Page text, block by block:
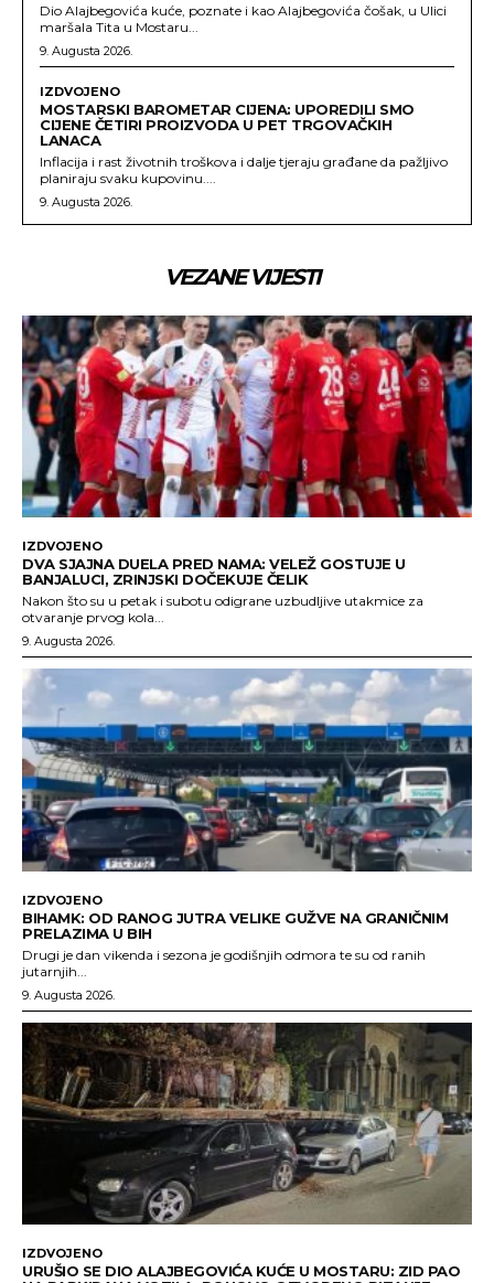
Dio Alajbegovića kuće, poznate i kao Alajbegovića čošak, u Ulici
maršala Tita u Mostaru...
9. Augusta 2026.
IZDVOJENO
MOSTARSKI BAROMETAR CIJENA: UPOREDILI SMO
CIJENE ČETIRI PROIZVODA U PET TRGOVAČKIH
LANACA
Inflacija i rast životnih troškova i dalje tjeraju građane da pažljivo
planiraju svaku kupovinu....
9. Augusta 2026.
VEZANE VIJESTI
IZDVOJENO
DVA SJAJNA DUELA PRED NAMA: VELEŽ GOSTUJE U
BANJALUCI, ZRINJSKI DOČEKUJE ČELIK
Nakon što su u petak i subotu odigrane uzbudljive utakmice za
otvaranje prvog kola...
9. Augusta 2026.
IZDVOJENO
BIHAMK: OD RANOG JUTRA VELIKE GUŽVE NA GRANIČNIM
PRELAZIMA U BIH
Drugi je dan vikenda i sezona je godišnjih odmora te su od ranih
jutarnjih...
9. Augusta 2026.
IZDVOJENO
URUŠIO SE DIO ALAJBEGOVIĆA KUĆE U MOSTARU: ZID PAO